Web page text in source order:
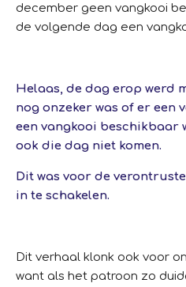
december geen vangkooi
de volgende dag een
Helaas, de dag erop werd
nog onzeker was of er een
een vangkooi beschikbaar
ook die dag niet komen.
Dit was voor de
in te schakelen.
Dit verhaal klonk ook voor
want als het patroon zo